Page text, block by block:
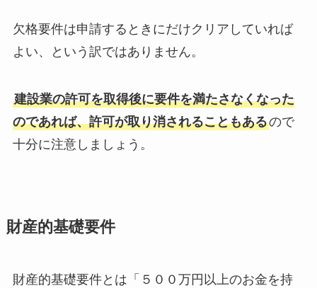
欠格要件は申請するときにだけクリアしていれば
よい、という訳ではありません。
建設業の許可を取得後に要件を満たさなくなった
のであれば、許可が取り消されることもあるので
十分に注意しましょう。
財産的基礎要件
財産的基礎要件とは「５００万円以上のお金を持